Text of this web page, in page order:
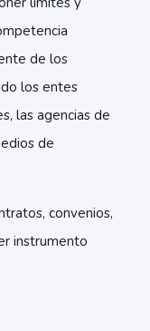
de los
los entes
las agencias de
de
convenios,
instrumento